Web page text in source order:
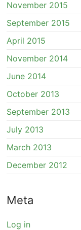
November 2015
September 2015
April 2015
November 2014
June 2014
October 2013
September 2013
July 2013
March 2013
December 2012
Meta
Log in